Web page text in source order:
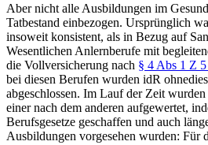
Aber nicht alle Ausbildungen im
Tatbestand einbezogen. Ursprünglich
insoweit konsistent, als in Bezug auf
Wesentlichen Anlernberufe mit
die Vollversicherung nach § 4 Abs 1 Z
bei diesen Berufen wurden idR
abgeschlossen. Im Lauf der Zeit
einer nach dem anderen aufgewertet,
Berufsgesetze geschaffen und auch
Ausbildungen vorgesehen wurden: Für